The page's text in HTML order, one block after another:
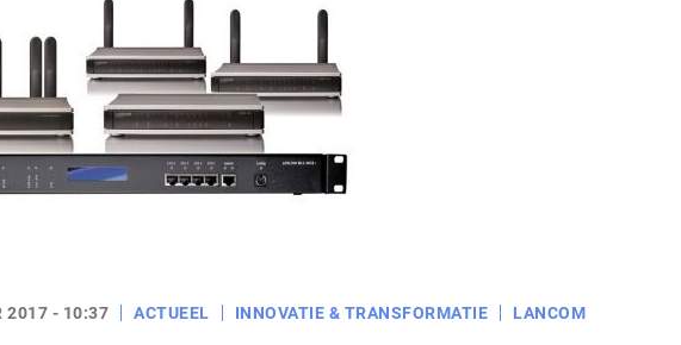
2017 - 10:37 ACTUEEL INNOVATIE & TRANSFORMATIE LANCOM